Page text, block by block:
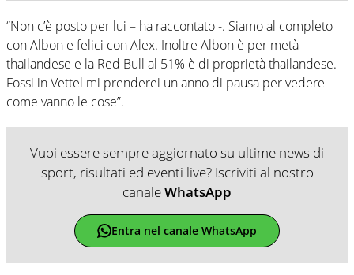
“Non c’è posto per lui – ha raccontato -. Siamo al completo
con Albon e felici con Alex. Inoltre Albon è per metà
thailandese e la Red Bull al 51% è di proprietà thailandese.
Fossi in Vettel mi prenderei un anno di pausa per vedere
come vanno le cose”.
Vuoi essere sempre aggiornato su ultime news di
sport, risultati ed eventi live? Iscriviti al nostro
canaleWhatsApp
Entra nel canale WhatsApp